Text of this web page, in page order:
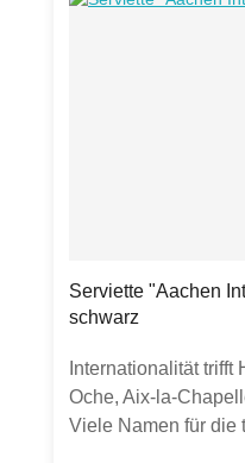
Serviette "Aachen
schwarz
Internationalität trifft
Oche, Aix-la-
Viele Namen für die